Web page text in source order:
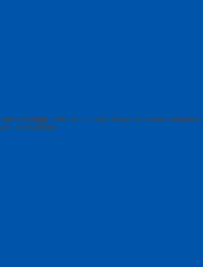
tinggi 150cm free ongkir all jawa, bagi anda yang
terima kasih.